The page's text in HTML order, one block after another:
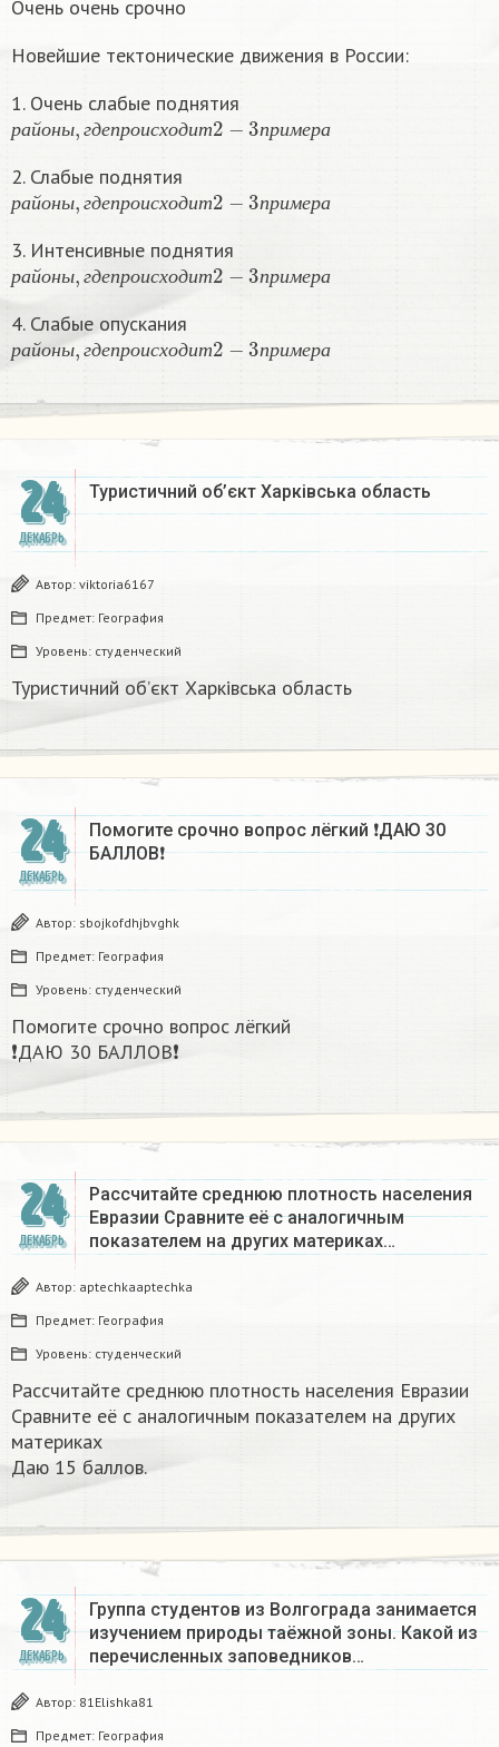
Очень очень срочно
Новейшие тектонические движения в России:
1. Очень слабые поднятия
р а й о н ы г депр о исх о д ит п р име р а
ра йоны,г депрои сходи т2− 3п
2. Слабые поднятия
р а й о н ы г депр о исх о д ит п р име р а
ра йоны,гдепрои схо т 3п
3. Интенсивные поднятия
р а й о н ы г депр о исх о д ит п р име р а
ра йо ны,гдепро исходит2 3п
4. Слабые опускания
р а й о н ы г депр о исх о д ит п р име р а
ра йоны,гдепроисхо т 3п
24
ДЕКАБРЬ
Туристичний об’єкт Харківська область
Автор: viktoria6167
Предмет: География
Уровень: студенческий
Туристичний об’єкт Харківська область
24
ДЕКАБРЬ
Помогите срочно вопрос лёгкий ❗ДАЮ 30
БАЛЛОВ❗​
Автор: sbojkofdhjbvghk
Предмет: География
Уровень: студенческий
Помогите срочно вопрос лёгкий
❗ДАЮ 30 БАЛЛОВ❗​
24
ДЕКАБРЬ
Рассчитайте среднюю плотность населения
Евразии Сравните её с аналогичным
показателем на других материках​…
Автор: aptechkaaptechka
Предмет: География
Уровень: студенческий
Рассчитайте среднюю плотность населения Евразии
Сравните её с аналогичным показателем на других
материках​
Даю 15 баллов.
24
ДЕКАБРЬ
Группа студентов из Волгограда занимается
изучением природы таёжной зоны. Какой из
перечисленных заповедников…
Автор: 81Elishka81
Предмет: География